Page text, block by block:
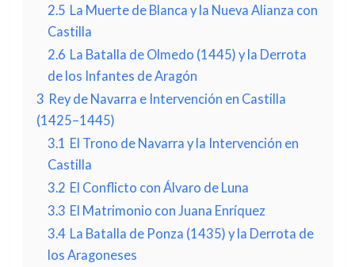
2.5 La Muerte de Blanca y la Nueva Alianza con
Castilla
2.6 La Batalla de Olmedo (1445) y la Derrota
de los Infantes de Aragón
3 Rey de Navarra e Intervención en Castilla
(1425–1445)
3.1 El Trono de Navarra y la Intervención en
Castilla
3.2 El Conflicto con Álvaro de Luna
3.3 El Matrimonio con Juana Enríquez
3.4 La Batalla de Ponza (1435) y la Derrota de
los Aragoneses